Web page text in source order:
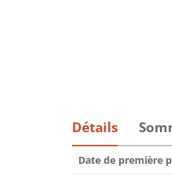
Détails
Date de première